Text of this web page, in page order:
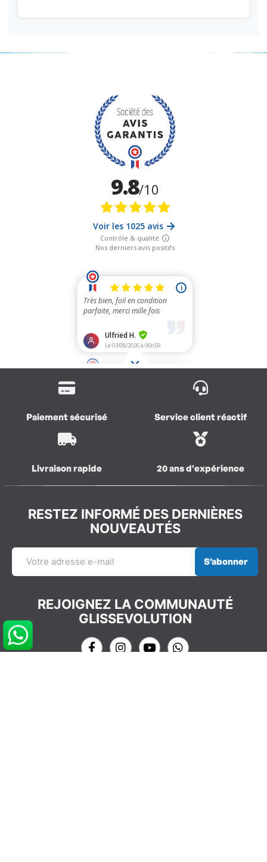
Paiement sécurisé Service client réactif
Livraison rapide 20 ans d'expérience
RESTEZ INFORMÉ DES DERNIÈRES
NOUVEAUTÉS
S’abonner
REJOIGNEZ LA COMMUNAUTÉ
GLISSEVOLUTION